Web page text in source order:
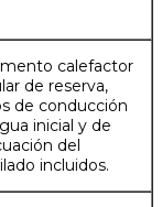
calefactor
de reserva,
de conducción
inicial y de
del
incluidos.